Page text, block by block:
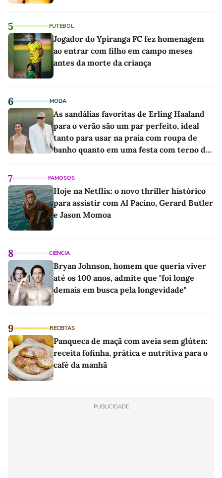
5 FUTEBOL
Jogador do Ypiranga FC fez homenagem
ao entrar com filho em campo meses
antes da morte da criança
6 MODA
As sandálias favoritas de Erling Haaland
para o verão são um par perfeito, ideal
tanto para usar na praia com roupa de
banho quanto em uma festa com terno de
7 FAMOSOS
Hoje na Netflix: o novo thriller histórico
para assistir com Al Pacino, Gerard Butler
e Jason Momoa
8 CIÊNCIA
Bryan Johnson, homem que queria viver
até os 100 anos, admite que "foi longe
demais em busca pela longevidade"
9 RECEITAS
Panqueca de maçã com aveia sem glúten:
receita fofinha, prática e nutritiva para o
café da manhã
PUBLICIDADE